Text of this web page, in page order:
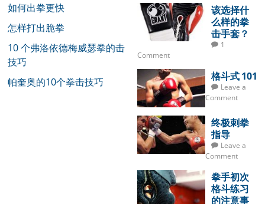
如何出拳更快
怎样打出脆拳
10 个弗洛依德梅威瑟拳的击
技巧
帕奎奥的10个拳击技巧
该选择什
么样的拳
击手套？
1
Comment
格斗式 101
Leave a
Comment
终极刺拳
指导
Leave a
Comment
拳手初次
格斗练习
的注意事